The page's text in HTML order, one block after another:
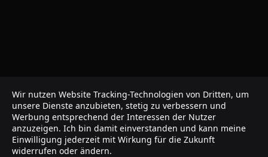
Wir nutzen Website Tracking-Technologien von Dritten, um
unsere Dienste anzubieten, stetig zu verbessern und
Werbung entsprechend der Interessen der Nutzer
anzuzeigen. Ich bin damit einverstanden und kann meine
Einwilligung jederzeit mit Wirkung für die Zukunft
widerrufen oder ändern.